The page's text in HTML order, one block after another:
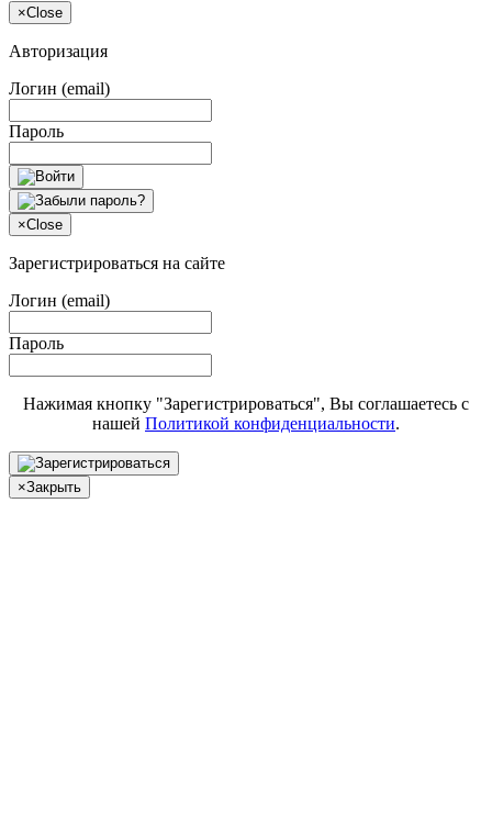
×Close
Авторизация
Логин (email)
Пароль
×Close
Зарегистрироваться на сайте
Логин (email)
Пароль
Нажимая кнопку "Зарегистрироваться", Вы соглашаетесь с
нашей Политикой конфиденциальности.
×Закрыть